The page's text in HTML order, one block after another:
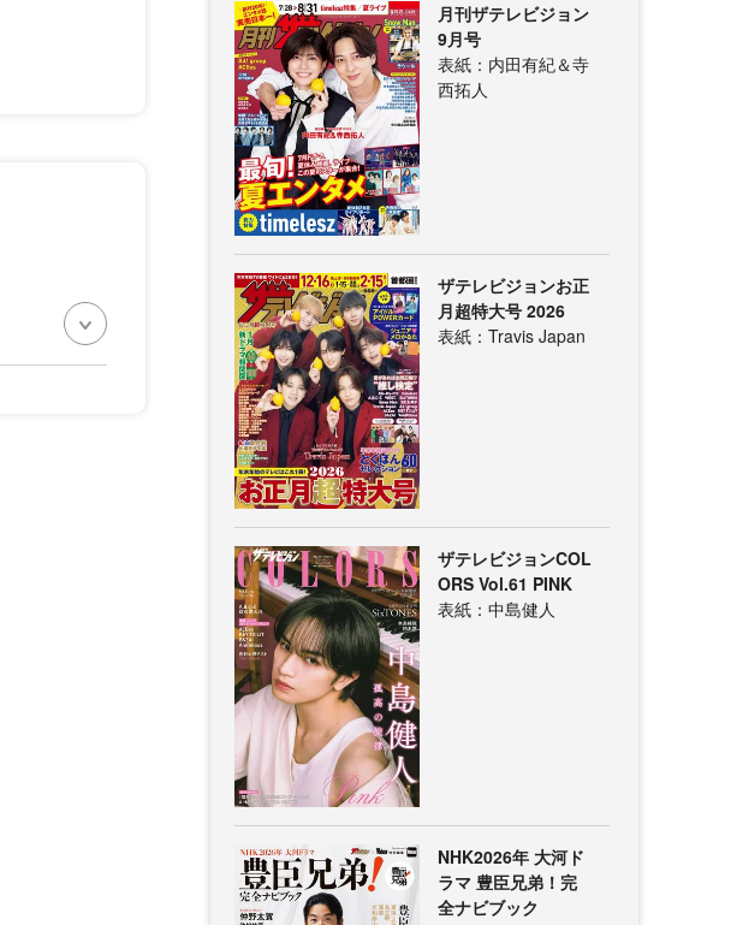
月刊ザテレビジョン
9月号
表紙：内田有紀＆寺
西拓人
ザテレビジョンお正
月超特大号 2026
表紙：Travis Japan
ザテレビジョンCOL
ORS Vol.61 PINK
表紙：中島健人
NHK2026年 大河ド
ラマ 豊臣兄弟！完
全ナビブック